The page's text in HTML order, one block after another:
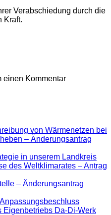
Verabschiedung durch die
Kraft.
einen Kommentar
von Wärmenetzen bei
– Änderungsantrag
in unserem Landkreis
des Weltklimarates – Antrag
– Änderungsantrag
Eigenbetriebs Da-Di-Werk